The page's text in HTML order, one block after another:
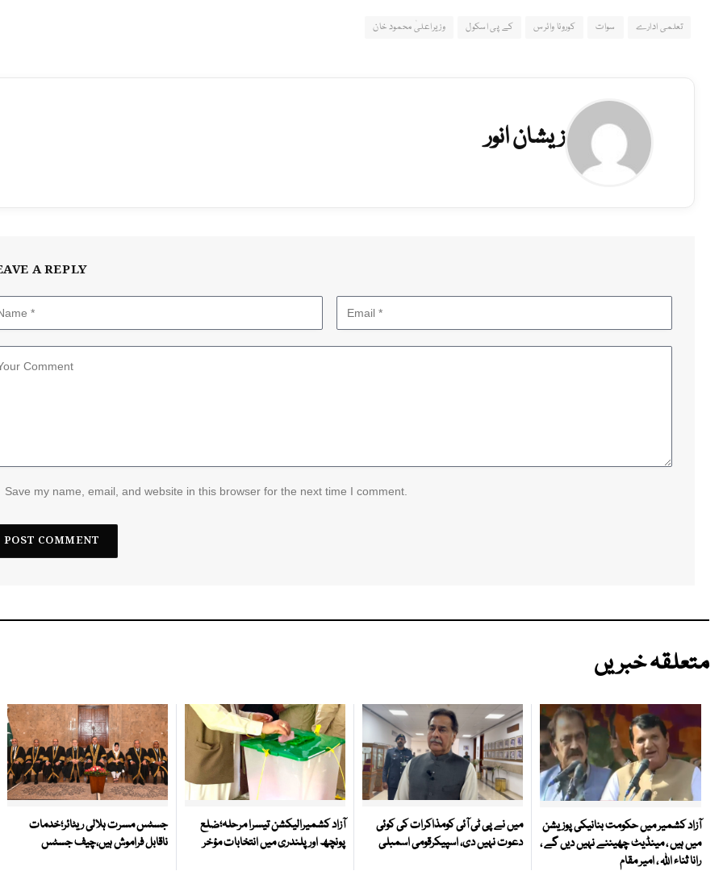
تعلمی ادارے سوات کورونا وائرس کے پی اسکول وزیراعلیٰ محمود خان
زیشان انور
A REPLY
Save my name, email, and website in this browser for the next time I comment.
متعلقہ خبریں
آزاد کشمیر میں حکومت بنانیکی پوزیشن
میں ہیں ، مینڈیٹ چھیننے نہیں دیں گے ،
رانا ثناء اللہ ، امیر مقام
میں نے پی ٹی آئی کومذاکرات کی کوئی
دعوت نہیں دی، اسپیکرقومی اسمبلی
آزاد کشمیرالیکشن تیسرا مرحلہ؛ضلع
پونچھ اور پلندری میں انتخابات مؤخر
جسٹس مسرت ہلالی ریٹائر؛خدمات
ناقابل فراموش ہیں،چیف جسٹس